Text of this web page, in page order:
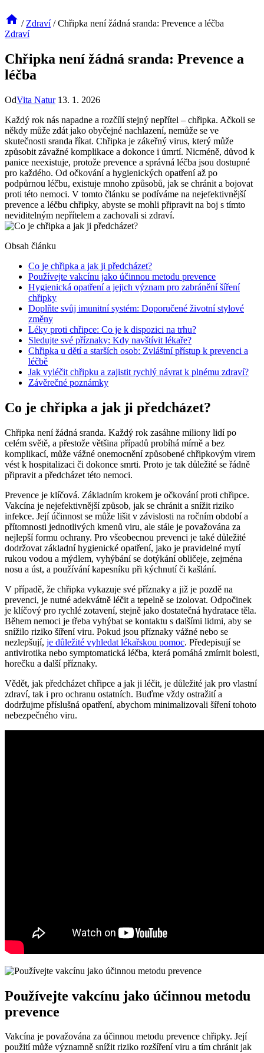
/ Zdraví / Chřipka není žádná sranda: Prevence a léčba
Zdraví
Chřipka není žádná sranda: Prevence a
léčba
OdVita Natur 13. 1. 2026
Každý rok nás napadne a rozčílí stejný nepřítel – chřipka. Ačkoli se
někdy může zdát jako obyčejné nachlazení, nemůže se ve
skutečnosti sranda říkat. Chřipka je zákeřný virus, který může
způsobit závažné komplikace a dokonce i úmrtí. Nicméně, důvod k
panice neexistuje, protože prevence a správná léčba jsou dostupné
pro každého. Od očkování a hygienických opatření až po
podpůrnou léčbu, existuje mnoho způsobů, jak se chránit a bojovat
proti této nemoci. V tomto článku se podíváme na nejefektivnější
prevence a léčbu chřipky, abyste se mohli připravit na boj s tímto
neviditelným nepřítelem a zachovali si zdraví.
Obsah článku
Co je chřipka a jak ji předcházet?
Používejte vakcínu jako účinnou metodu prevence
Hygienická opatření a jejich význam pro zabránění šíření
chřipky
Doplňte svůj imunitní systém: Doporučené životní stylové
změny
Léky proti chřipce: Co je k dispozici na trhu?
Sledujte své příznaky: Kdy navštívit lékaře?
Chřipka u dětí a starších osob: Zvláštní přístup k prevenci a
léčbě
Jak vyléčit chřipku a zajistit rychlý návrat k plnému zdraví?
Závěrečné poznámky
Co je chřipka a jak ji předcházet?
Chřipka není žádná sranda. Každý rok zasáhne miliony lidí po
celém světě, a přestože většina případů probíhá mírně a bez
komplikací, může vážné onemocnění způsobené chřipkovým virem
vést k hospitalizaci či dokonce smrti. Proto je tak důležité se řádně
připravit a předcházet této nemoci.
Prevence je klíčová. Základním krokem je očkování proti chřipce.
Vakcína je nejefektivnější způsob, jak se chránit a snížit riziko
infekce. Její účinnost se může lišit v závislosti na ročním období a
přítomnosti jednotlivých kmenů viru, ale stále je považována za
nejlepší formu ochrany. Pro všeobecnou prevenci je také důležité
dodržovat základní hygienické opatření, jako je pravidelné mytí
rukou vodou a mýdlem, vyhýbání se dotýkání obličeje, zejména
nosu a úst, a používání kapesníku při kýchnutí či kašlání.
V případě, že chřipka vykazuje své příznaky a již je pozdě na
prevenci, je nutné adekvátně léčit a tepelně se izolovat. Odpočinek
je klíčový pro rychlé zotavení, stejně jako dostatečná hydratace těla.
Během nemoci je třeba vyhýbat se kontaktu s dalšími lidmi, aby se
snížilo riziko šíření viru. Pokud jsou příznaky vážné nebo se
nezlepšují, je důležité vyhledat lékařskou pomoc. Předepisují se
antivirotika nebo symptomatická léčba, která pomáhá zmírnit bolesti,
horečku a další příznaky.
Vědět, jak předcházet chřipce a jak ji léčit, je důležité jak pro vlastní
zdraví, tak i pro ochranu ostatních. Buďme vždy ostražití a
dodržujme příslušná opatření, abychom minimalizovali šíření tohoto
nebezpečného viru.
Používejte vakcínu jako účinnou metodu
prevence
Vakcína je považována za účinnou metodu prevence chřipky. Její
použití může významně snížit riziko rozšíření viru a tím chránit jak